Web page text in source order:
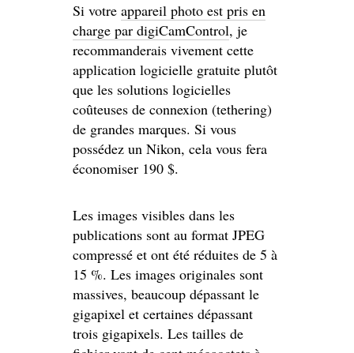
Si votre appareil photo est pris en
charge par digiCamControl, je
recommanderais vivement cette
application logicielle gratuite plutôt
que les solutions logicielles
coûteuses de connexion (tethering)
de grandes marques. Si vous
possédez un Nikon, cela vous fera
économiser 190 $.
Les images visibles dans les
publications sont au format JPEG
compressé et ont été réduites de 5 à
15 %. Les images originales sont
massives, beaucoup dépassant le
gigapixel et certaines dépassant
trois gigapixels. Les tailles de